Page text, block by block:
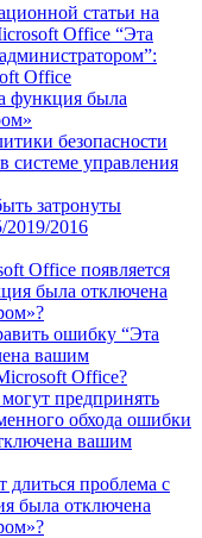
статьи на
Office “Эта
Office
функция была
безопасности
системе управления
затронуты
2016
Office появляется
была отключена
ошибку “Эта
вашим
Office?
предпринять
обхода ошибки
вашим
длиться проблема с
была отключена